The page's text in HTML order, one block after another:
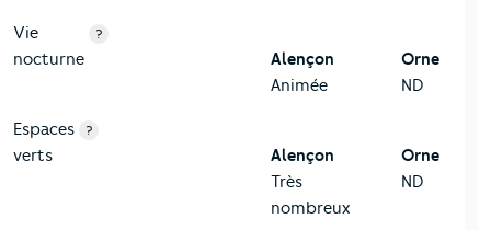
Vie
nocturne
?
Alençon
Animée
Orne
ND
Espaces
verts
?
Alençon
Très
nombreux
Orne
ND